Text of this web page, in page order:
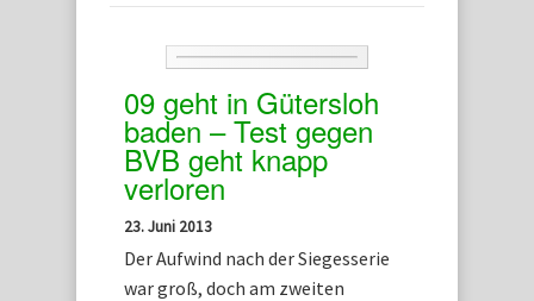
09 geht in Gütersloh
baden – Test gegen
BVB geht knapp
verloren
23. Juni 2013
Der Aufwind nach der Siegesserie
war groß, doch am zweiten